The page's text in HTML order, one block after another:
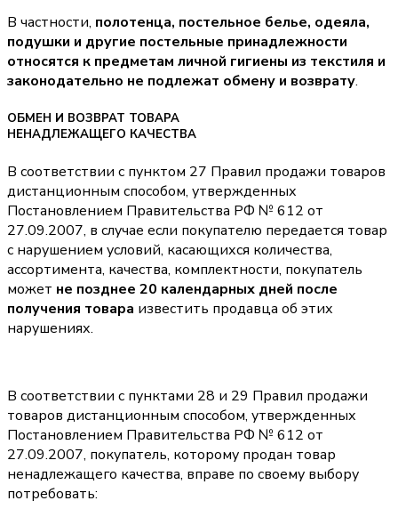
В частности, полотенца, постельное белье, одеяла,
подушки и другие постельные принадлежности
относятся к предметам личной гигиены из текстиля и
законодательно не подлежат обмену и возврату.
ОБМЕН И ВОЗВРАТ ТОВАРА
НЕНАДЛЕЖАЩЕГО КАЧЕСТВА
В соответствии с пунктом 27 Правил продажи товаров
дистанционным способом, утвержденных
Постановлением Правительства РФ № 612 от
27.09.2007, в случае если покупателю передается товар
с нарушением условий, касающихся количества,
ассортимента, качества, комплектности, покупатель
может не позднее 20 календарных дней после
получения товара известить продавца об этих
нарушениях.
В соответствии с пунктами 28 и 29 Правил продажи
товаров дистанционным способом, утвержденных
Постановлением Правительства РФ № 612 от
27.09.2007, покупатель, которому продан товар
ненадлежащего качества, вправе по своему выбору
потребовать: